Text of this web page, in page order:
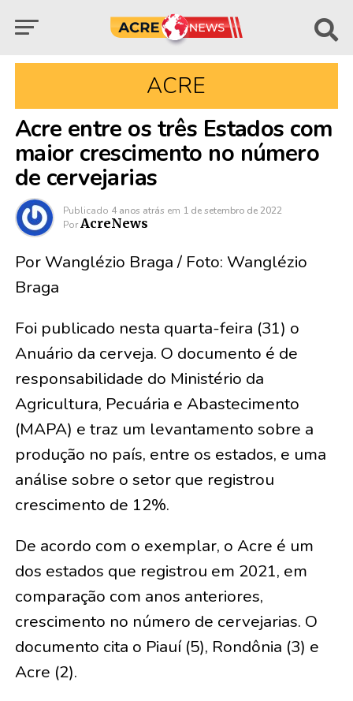
ACRE
Acre entre os três Estados com
maior crescimento no número
de cervejarias
Publicado 4 anos atrás em 1 de setembro de 2022
Por AcreNews
Por Wanglézio Braga / Foto: Wanglézio
Braga
Foi publicado nesta quarta-feira (31) o
Anuário da cerveja. O documento é de
responsabilidade do Ministério da
Agricultura, Pecuária e Abastecimento
(MAPA) e traz um levantamento sobre a
produção no país, entre os estados, e uma
análise sobre o setor que registrou
crescimento de 12%.
De acordo com o exemplar, o Acre é um
dos estados que registrou em 2021, em
comparação com anos anteriores,
crescimento no número de cervejarias. O
documento cita o Piauí (5), Rondônia (3) e
Acre (2).